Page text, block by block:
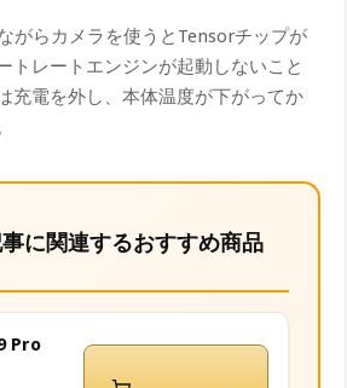
がらカメラを使うとTensorチップが
トレートエンジンが起動しないこと
充電を外し、本体温度が下がってか
に関連するおすすめ商品
Pro